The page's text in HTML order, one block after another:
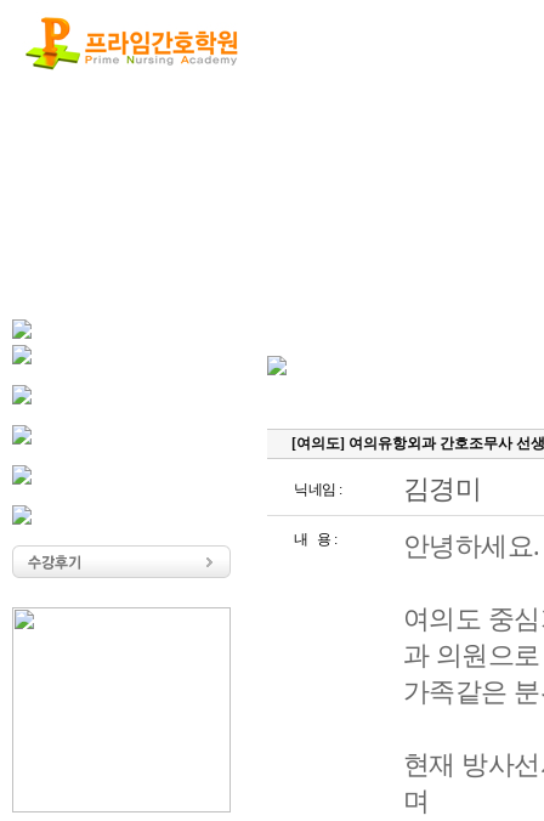
[여의도] 여의유항외과 간호조무사 선
닉네임 : 김경미
내 용 : 안녕하세
여의도 중
과 의원으
가족같은
현재 방사
며